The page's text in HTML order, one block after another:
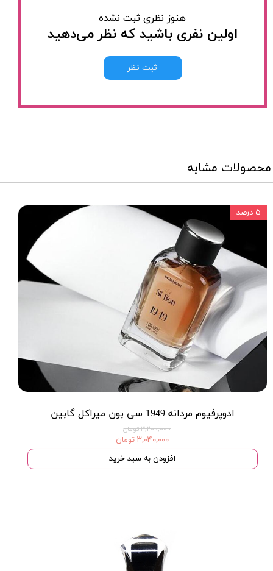
هنوز نظری ثبت نشده
اولین نفری باشید که نظر می‌دهید
ثبت نظر
محصولات مشابه
ادوپرفیوم مردانه 1949 سی بون میراکل گابین
۳,۲۰۰,۰۰۰ تومان
۳,۰۴۰,۰۰۰ تومان
افزودن به سبد خرید
۵ درصد